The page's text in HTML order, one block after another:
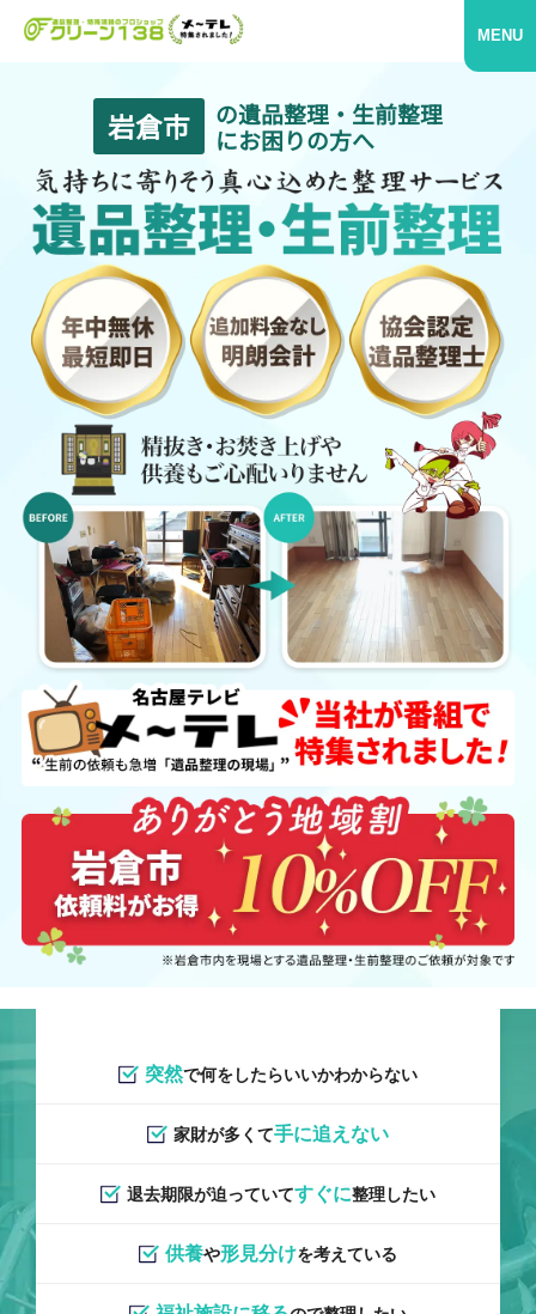
MENU
岩倉市
の遺品整理・生前整理
にお困りの方へ
突然で何をしたらいいかわからない
家財が多くて手に追えない
退去期限が迫っていてすぐに整理したい
供養や形見分けを考えている